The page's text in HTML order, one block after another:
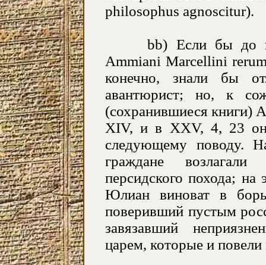
philosophus agnoscitur).
bb) Если бы до
Ammiani Marcellini
конечно, знали бы
авантюрист; но, к
(сохранившиеся книги)
XIV, и в XXV, 4, 23 он
следующему поводу.
граждане возлагали
персидского похода;
Юлиан виноват в
поверивший пустым
завязавший
царем, которые и повели